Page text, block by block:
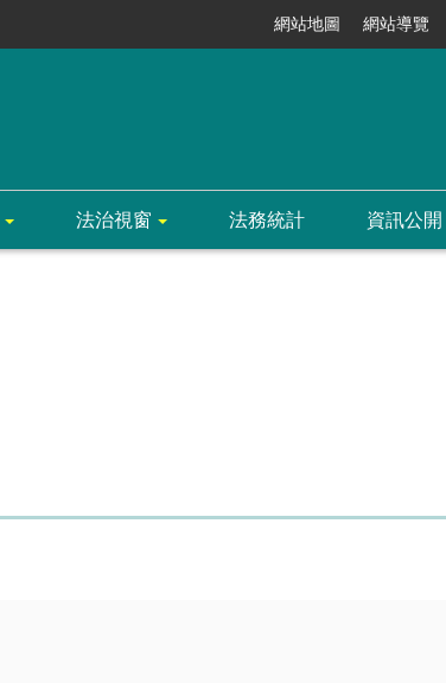
網站地圖 網站導覽
法治視窗 法務統計 資訊公開